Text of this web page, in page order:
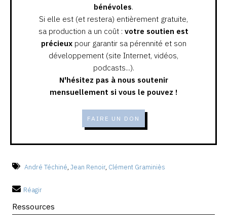
bénévoles.
Si elle est (et restera) entièrement gratuite,
sa production a un coût : votre soutien est
précieuxpour garantir sa pérennité et son
développement (site Internet, vidéos,
podcasts...).
N'hésitez pas à nous soutenir
mensuellement si vous le pouvez !
FAIRE UN DON
André Téchiné, Jean Renoir, Clément Graminiès
Réagir
Ressources